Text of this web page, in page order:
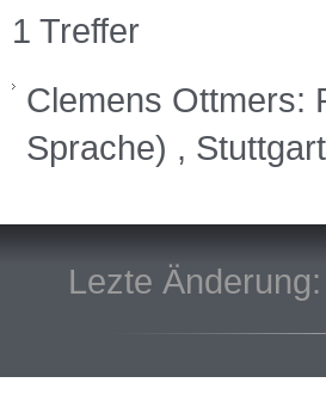
1 Treffer
Clemens Ottmers:
Sprache) ,
Lezte